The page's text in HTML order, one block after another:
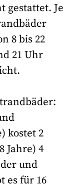
gestattet. Je
8 bis 22
21 Uhr
kostet 2
Jahre) 4
und
es für 16